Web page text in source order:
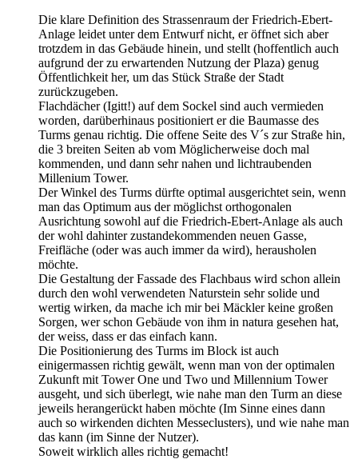
Die klare Definition des Strassenraum der Friedrich-Ebert-
Anlage leidet unter dem Entwurf nicht, er öffnet sich aber
trotzdem in das Gebäude hinein, und stellt (hoffentlich auch
aufgrund der zu erwartenden Nutzung der Plaza) genug
Öffentlichkeit her, um das Stück Straße der Stadt
zurückzugeben.
Flachdächer (Igitt!) auf dem Sockel sind auch vermieden
worden, darüberhinaus positioniert er die Baumasse des
Turms genau richtig. Die offene Seite des V´s zur Straße hin,
die 3 breiten Seiten ab vom Möglicherweise doch mal
kommenden, und dann sehr nahen und lichtraubenden
Millenium Tower.
Der Winkel des Turms dürfte optimal ausgerichtet sein, wenn
man das Optimum aus der möglichst orthogonalen
Ausrichtung sowohl auf die Friedrich-Ebert-Anlage als auch
der wohl dahinter zustandekommenden neuen Gasse,
Freifläche (oder was auch immer da wird), herausholen
möchte.
Die Gestaltung der Fassade des Flachbaus wird schon allein
durch den wohl verwendeten Naturstein sehr solide und
wertig wirken, da mache ich mir bei Mäckler keine großen
Sorgen, wer schon Gebäude von ihm in natura gesehen hat,
der weiss, dass er das einfach kann.
Die Positionierung des Turms im Block ist auch
einigermassen richtig gewält, wenn man von der optimalen
Zukunft mit Tower One und Two und Millennium Tower
ausgeht, und sich überlegt, wie nahe man den Turm an diese
jeweils herangerückt haben möchte (Im Sinne eines dann
auch so wirkenden dichten Messeclusters), und wie nahe man
das kann (im Sinne der Nutzer).
Soweit wirklich alles richtig gemacht!